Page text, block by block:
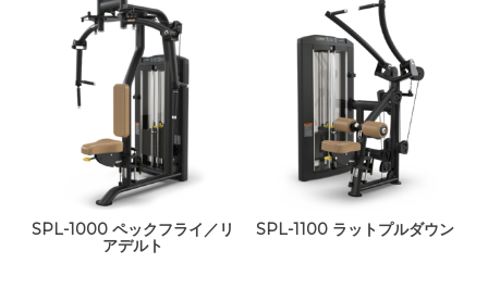
SPL-1000 ペックフライ／リ
アデルト
SPL-1100 ラットプルダウン